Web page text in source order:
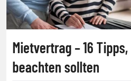
Mietvertrag – 16
beachten sollten